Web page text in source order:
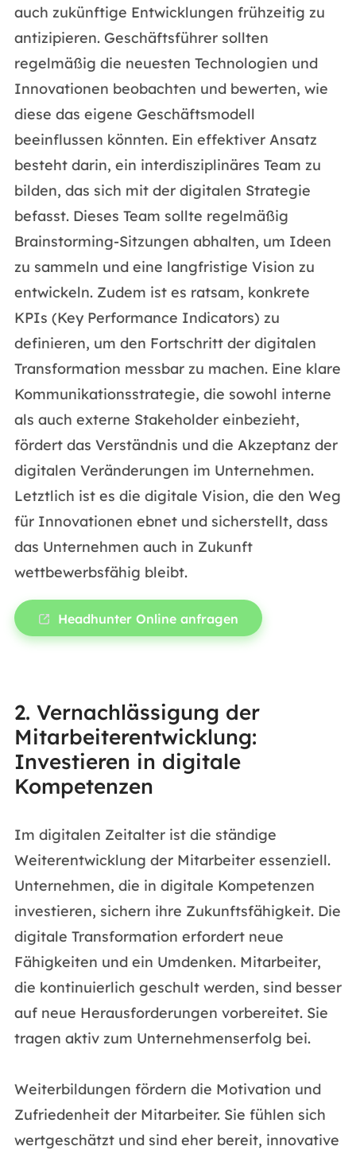
auch zukünftige Entwicklungen frühzeitig zu
antizipieren. Geschäftsführer sollten
regelmäßig die neuesten Technologien und
Innovationen beobachten und bewerten, wie
diese das eigene Geschäftsmodell
beeinflussen könnten. Ein effektiver Ansatz
besteht darin, ein interdisziplinäres Team zu
bilden, das sich mit der digitalen Strategie
befasst. Dieses Team sollte regelmäßig
Brainstorming-Sitzungen abhalten, um Ideen
zu sammeln und eine langfristige Vision zu
entwickeln. Zudem ist es ratsam, konkrete
KPIs (Key Performance Indicators) zu
definieren, um den Fortschritt der digitalen
Transformation messbar zu machen. Eine klare
Kommunikationsstrategie, die sowohl interne
als auch externe Stakeholder einbezieht,
fördert das Verständnis und die Akzeptanz der
digitalen Veränderungen im Unternehmen.
Letztlich ist es die digitale Vision, die den Weg
für Innovationen ebnet und sicherstellt, dass
das Unternehmen auch in Zukunft
wettbewerbsfähig bleibt.
Headhunter Online anfragen
2. Vernachlässigung der
Mitarbeiterentwicklung:
Investieren in digitale
Kompetenzen
Im digitalen Zeitalter ist die ständige
Weiterentwicklung der Mitarbeiter essenziell.
Unternehmen, die in digitale Kompetenzen
investieren, sichern ihre Zukunftsfähigkeit. Die
digitale Transformation erfordert neue
Fähigkeiten und ein Umdenken. Mitarbeiter,
die kontinuierlich geschult werden, sind besser
auf neue Herausforderungen vorbereitet. Sie
tragen aktiv zum Unternehmenserfolg bei.
Weiterbildungen fördern die Motivation und
Zufriedenheit der Mitarbeiter. Sie fühlen sich
wertgeschätzt und sind eher bereit, innovative